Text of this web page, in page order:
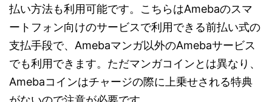
払い方法も利用可能です。こちらはAmebaのスマ
ートフォン向けのサービスで利用できる前払い式の
支払手段で、Amebaマンガ以外のAmebaサービス
でも利用できます。ただマンガコインとは異なり、
Amebaコインはチャージの際に上乗せされる特典